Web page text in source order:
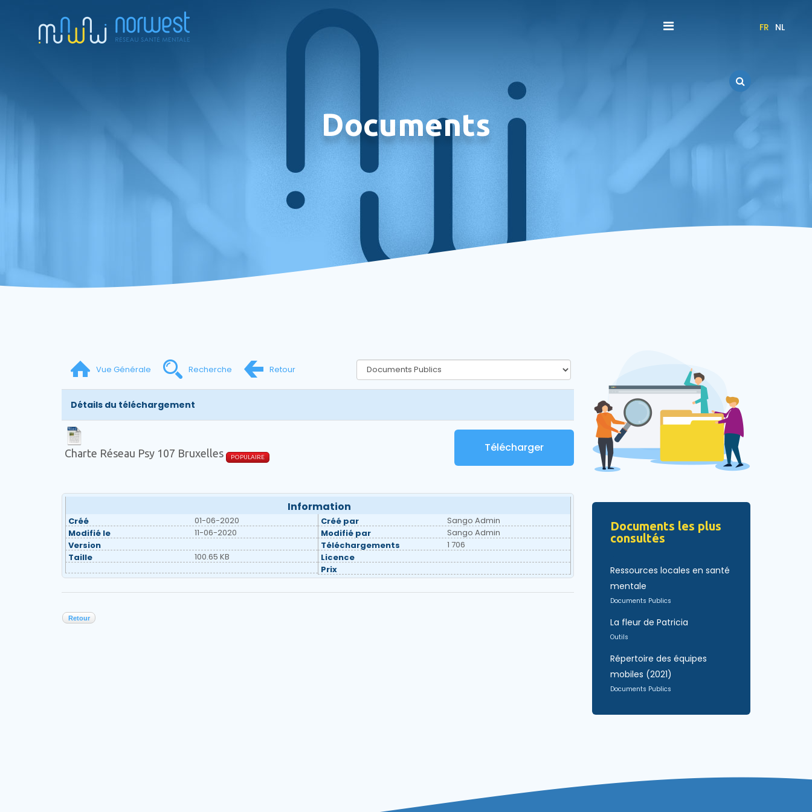
FR NL
Documents
Vue Générale Recherche Retour
Détails du téléchargement
Charte Réseau Psy 107 Bruxelles POPULAIRE
Télécharger
Information
Créé
01-06-2020
Modifié le
11-06-2020
Version
Taille
100.65 KB
Créé par
Sango Admin
Modifié par
Sango Admin
Téléchargements
1 706
Licence
Prix
Retour
Documents les plus
consultés
Ressources locales en santé
mentale
Documents Publics
La fleur de Patricia
Outils
Répertoire des équipes
mobiles (2021)
Documents Publics